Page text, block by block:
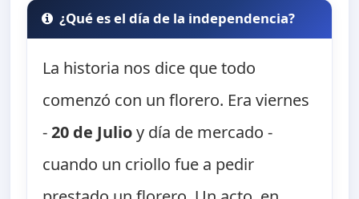
¿Qué es el día de la independencia?
La historia nos dice que todo
comenzó con un florero. Era viernes
-20 de Julioy día de mercado -
cuando un criollo fue a pedir